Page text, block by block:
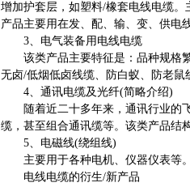
增加护套层，如塑料/橡套电线电缆
产品主要用在发、配、输、变、供电
3、电气装备用电线电缆
该类产品主要特征是：品种规格繁
无卤/低烟低卤线缆、防白蚁、防老鼠
4、通讯电缆及光纤(简略介绍)
随着近二十多年来，通讯行业的飞
缆，甚至组合通讯缆等。该类产品结
5、电磁线(绕组线)
主要用于各种电机、仪器仪表等。
电线电缆的衍生/新产品